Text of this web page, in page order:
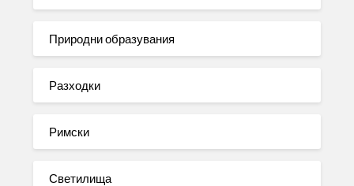
Природни образувания
Разходки
Римски
Светилища